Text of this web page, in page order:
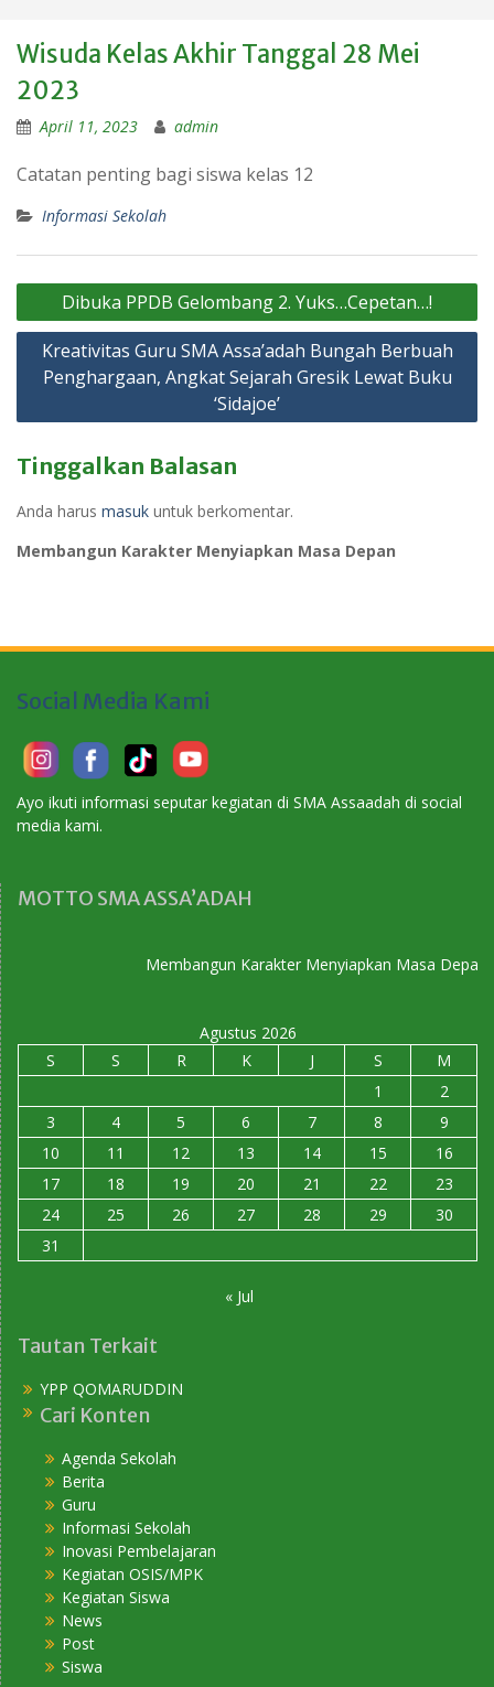
Wisuda Kelas Akhir Tanggal 28 Mei
2023
April 11, 2023 admin
Catatan penting bagi siswa kelas 12
Informasi Sekolah
Navigasi
pos
Dibuka PPDB Gelombang 2. Yuks…Cepetan…!
Kreativitas Guru SMA Assa’adah Bungah Berbuah
Penghargaan, Angkat Sejarah Gresik Lewat Buku
‘Sidajoe’
Tinggalkan Balasan
Anda harus masuk untuk berkomentar.
Membangun Karakter Menyiapkan Masa Depan
Social Media Kami
Ayo ikuti informasi seputar kegiatan di SMA Assaadah di social
media kami.
MOTTO SMA ASSA’ADAH
Membangun Karakter Menyiapkan Masa Depan
Agustus 2026
S
S R K J S
M
1
2
3
4 5 6 7 8
9
10
11 12 13 14 15
16
17
18 19 20 21 22
23
24
25 26 27 28 29
30
31
« Jul
Tautan Terkait
YPP QOMARUDDIN
Cari Konten
Agenda Sekolah
Berita
Guru
Informasi Sekolah
Inovasi Pembelajaran
Kegiatan OSIS/MPK
Kegiatan Siswa
News
Post
Siswa